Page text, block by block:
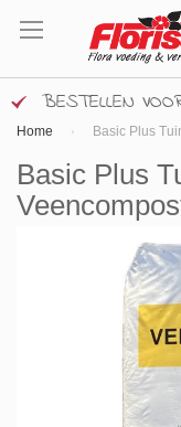
naar
inhoud
BESTELLEN
Home Basic Plus
Basic Plus